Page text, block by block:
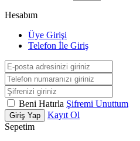
Hesabım
Üye Girişi
Telefon İle Giriş
Beni Hatırla Şifremi Unuttum
Giriş Yap
Kayıt Ol
Sepetim